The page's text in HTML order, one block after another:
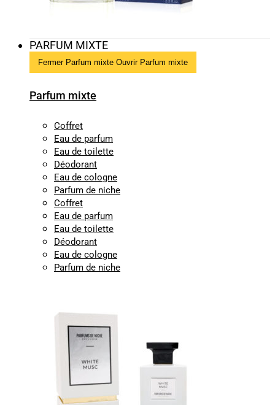
PARFUM MIXTE
Fermer Parfum mixte Ouvrir Parfum mixte
Parfum mixte
Coffret
Eau de parfum
Eau de toilette
Déodorant
Eau de cologne
Parfum de niche
Coffret
Eau de parfum
Eau de toilette
Déodorant
Eau de cologne
Parfum de niche